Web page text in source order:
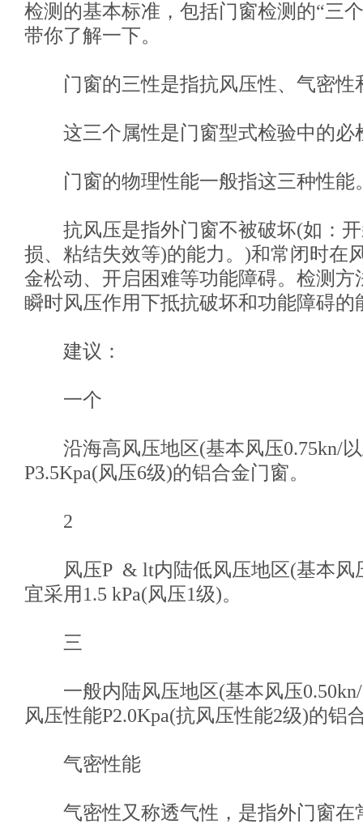
检测的基本标准，包括门窗检测的“三
带你了解一下。
门窗的三性是指抗风压性、气密性
这三个属性是门窗型式检验中的必
门窗的物理性能一般指这三种性能
抗风压是指外门窗不被破坏(如：开
损、粘结失效等)的能力。)和常闭时在
金松动、开启困难等功能障碍。检测方
瞬时风压作用下抵抗破坏和功能障碍的
建议：
一个
沿海高风压地区(基本风压0.75kn/以
P3.5Kpa(风压6级)的铝合金门窗。
2
风压P & lt内陆低风压地区(基本风
宜采用1.5 kPa(风压1级)。
三
一般内陆风压地区(基本风压0.50kn/
风压性能P2.0Kpa(抗风压性能2级)的铝
气密性能
气密性又称透气性，是指外门窗在